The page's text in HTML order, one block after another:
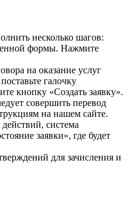
несколько шагов:
формы. Нажмите
на оказание услуг
галочку
кнопку «Создать заявку».
совершить перевод
на нашем сайте.
система
заявки», где будет
для зачисления и